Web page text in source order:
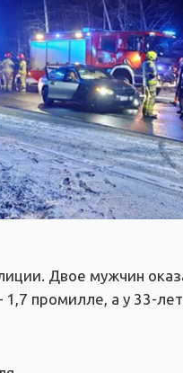
Двое мужчин
промилле, а у 33-